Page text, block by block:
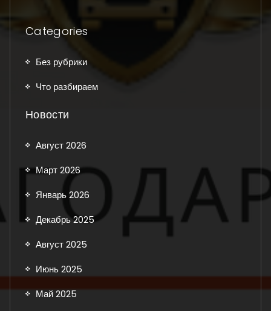
Categories
Без рубрики
Что разбираем
Новости
Август 2026
Март 2026
Январь 2026
Декабрь 2025
Август 2025
Июнь 2025
Май 2025